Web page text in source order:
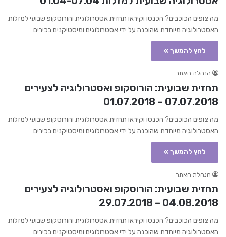
מה צופים הכוכבים? הכנסו וקיראו תחזית אסטרולוגית והורוסקופ שבועי למזלות
האסטרולוגיה מיוחדת שהוכנה על ידי אסטרולוגים ומיסטיקנים בכירים
לחץ להמשך »
הנהלת האתר
תחזית שבועית: הורוסקופ ואסטרולוגיה לצעירים
07.07.2018 – 01.07.2018
מה צופים הכוכבים? הכנסו וקיראו תחזית אסטרולוגית והורוסקופ שבועי למזלות
האסטרולוגיה מיוחדת שהוכנה על ידי אסטרולוגים ומיסטיקנים בכירים
לחץ להמשך »
הנהלת האתר
תחזית שבועית: הורוסקופ ואסטרולוגיה לצעירים
04.08.2018 – 29.07.2018
מה צופים הכוכבים? הכנסו וקיראו תחזית אסטרולוגית והורוסקופ שבועי למזלות
האסטרולוגיה מיוחדת שהוכנה על ידי אסטרולוגים ומיסטיקנים בכירים